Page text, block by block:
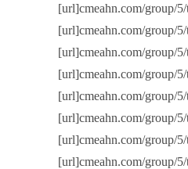
[url]cmeahn.com/group/
[url]cmeahn.com/group/
[url]cmeahn.com/group/
[url]cmeahn.com/group/
[url]cmeahn.com/group/
[url]cmeahn.com/group/
[url]cmeahn.com/group/
[url]cmeahn.com/group/